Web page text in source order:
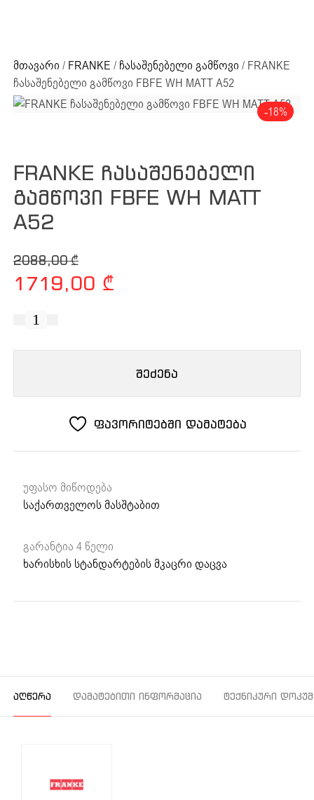
მთავარი / FRANKE / ჩასაშენებელი გამწოვი / FRANKE
ჩასაშენებელი გამწოვი FBFE WH MATT A52
-18%
FRANKE ჩასაშენებელი
გამწოვი FBFE WH MATT
A52
2088,00
₾
Original price was: 2088,00 ₾.
1719,00₾
Current price is: 1719,00 ₾.
რაოდენობა:
FBFE
A52
შეძენა
ფავორიტებში დამატება
უფასო მიწოდება
საქართველოს მასშტაბით
გარანტია 4 წელი
ხარისხის სტანდარტების მკაცრი დაცვა
ᲐᲦᲬᲔᲠᲐ ᲓᲐᲛᲐᲢᲔᲑᲘᲗᲘ ᲘᲜᲤᲝᲠᲛᲐᲪᲘᲐ ᲢᲔᲥᲜᲘᲙᲣᲠᲘ
ძიების რეზულტატი